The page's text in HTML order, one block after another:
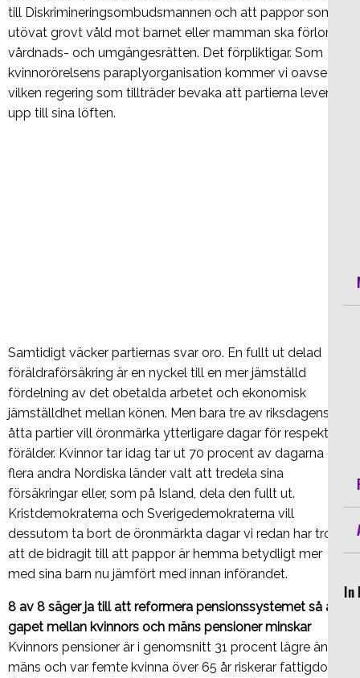
In
till Diskrimineringsombudsmannen och att pappor som
utövat grovt våld mot barnet eller mamman ska förlora
vårdnads- och umgängesrätten. Det förpliktigar. Som
kvinnorörelsens paraplyorganisation kommer vi oavsett
vilken regering som tillträder bevaka att partierna lever
upp till sina löften.
Samtidigt väcker partiernas svar oro. En fullt ut delad
föräldraförsäkring är en nyckel till en mer jämställd
fördelning av det obetalda arbetet och ekonomisk
jämställdhet mellan könen. Men bara tre av riksdagens
åtta partier vill öronmärka ytterligare dagar för respektive
förälder. Kvinnor tar idag tar ut 70 procent av dagarna och
flera andra Nordiska länder valt att tredela sina
försäkringar eller, som på Island, dela den fullt ut.
Kristdemokraterna och Sverigedemokraterna vill
dessutom ta bort de öronmärkta dagar vi redan har trots
att de bidragit till att pappor är hemma betydligt mer
med sina barn nu jämfört med innan införandet.
8 av 8 säger ja till att reformera pensionssystemet så att
gapet mellan kvinnors och mäns pensioner minskar
Kvinnors pensioner är i genomsnitt 31 procent lägre än
mäns och var femte kvinna över 65 år riskerar fattigdom.